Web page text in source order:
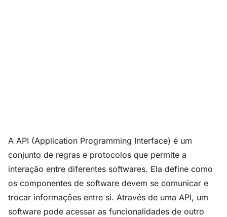
A API (Application Programming Interface) é um
conjunto de regras e protocolos que permite a
interação entre diferentes softwares. Ela define como
os componentes de software devem se comunicar e
trocar informações entre si. Através de uma API, um
software pode acessar as funcionalidades de outro